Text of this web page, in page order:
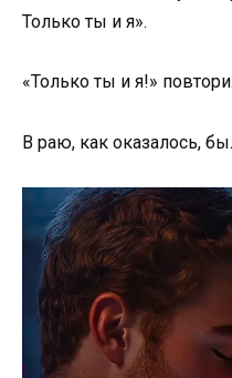
Только ты и я».
«Только ты и я!»
В раю, как оказалось,